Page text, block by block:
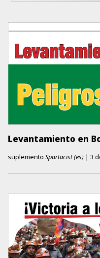
Levantamiento en
suplemento Spartacist (es) | 3